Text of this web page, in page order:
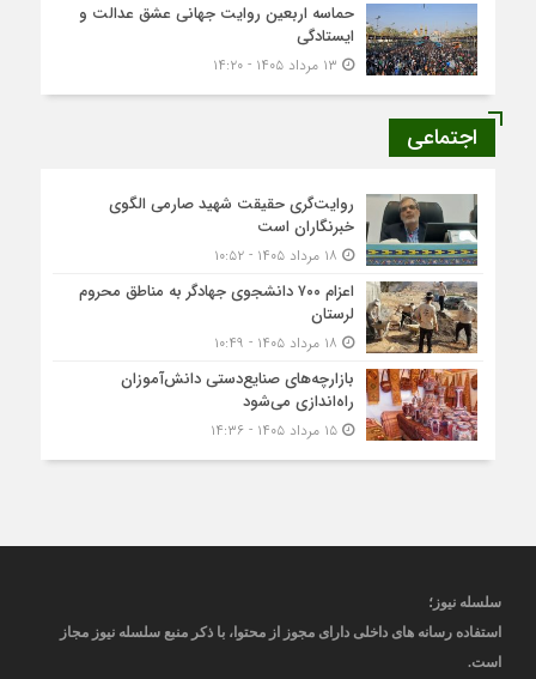
حماسه اربعین روایت جهانی عشق عدالت و
ایستادگی
اجتماعی
روایت‌گری حقیقت شهید صارمی الگوی
خبرنگاران است
اعزام ۷۰۰ دانشجوی جهادگر به مناطق محروم
لرستان
بازارچه‌های صنایع‌دستی دانش‌آموزان
راه‌اندازی می‌شود
۱۵ مرداد ۱۴۰۵ - ۱۴:۳۶
سلسله نیوز؛
استفاده رسانه های داخلی دارای مجوز از محتوا، با ذکر منبع سلسله نیوز مجاز
است.